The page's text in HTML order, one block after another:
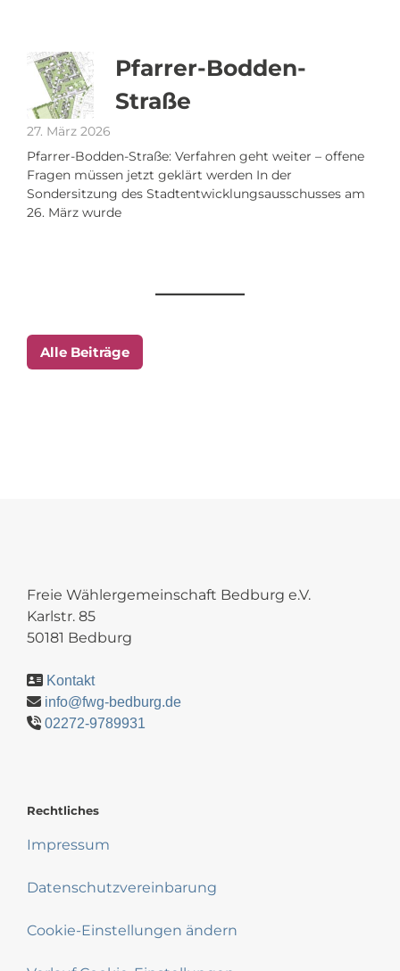
Pfarrer-Bodden-
Straße
27. März 2026
Pfarrer-Bodden-Straße: Verfahren geht weiter – offene
Fragen müssen jetzt geklärt werden In der
Sondersitzung des Stadtentwicklungsausschusses am
26. März wurde
Alle Beiträge
Freie Wählergemeinschaft Bedburg e.V.
Karlstr. 85
50181 Bedburg
Kontakt
info@fwg-bedburg.de
02272-9789931
Rechtliches
Impressum
Datenschutzvereinbarung
Cookie-Einstellungen ändern